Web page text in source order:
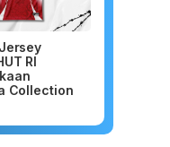
RI
Collection